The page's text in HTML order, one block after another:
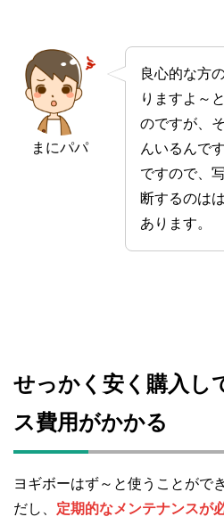
まにパパ
良心的な方
りますよ～
のですが、
んいるんで
ですので、
断するのは
あります。
せっかく安く購入し
ス費用がかかる
ヨギボーはず～と使うことがで
だし、 定期的なメンテナンスが